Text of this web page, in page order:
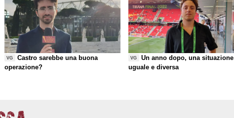
VG
Castro sarebbe una buona
operazione?
VG
Un anno dopo, una situazione
uguale e diversa